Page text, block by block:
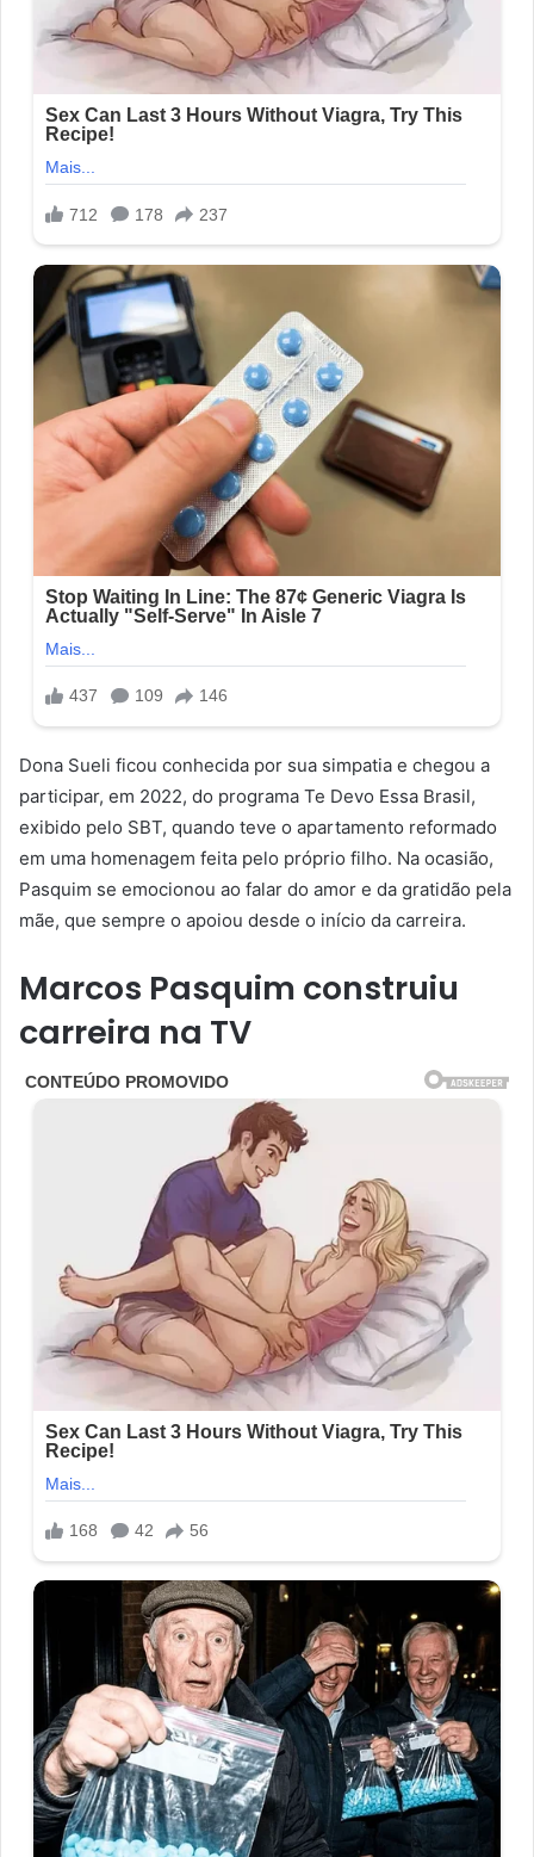
Dona Sueli ficou conhecida por sua simpatia e chegou a
participar, em 2022, do programa Te Devo Essa Brasil,
exibido pelo SBT, quando teve o apartamento reformado
em uma homenagem feita pelo próprio filho. Na ocasião,
Pasquim se emocionou ao falar do amor e da gratidão pela
mãe, que sempre o apoiou desde o início da carreira.
Marcos Pasquim construiu
carreira na TV